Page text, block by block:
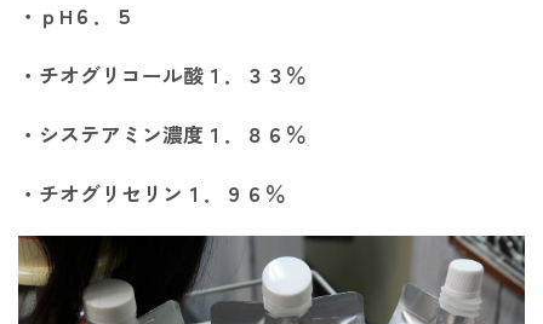
・ｐH６．５
・チオグリコール酸１．３３％
・システアミン濃度１．８６％
・チオグリセリン１．９６％